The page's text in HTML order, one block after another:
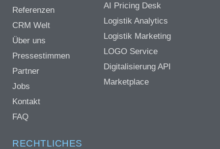
Referenzen
CRM Welt
Über uns
Pressestimmen
Partner
Jobs
Kontakt
FAQ
AI Pricing Desk
Logistik Analytics
Logistik Marketing
LOGO Service
Digitalisierung API
Marketplace
RECHTLICHES